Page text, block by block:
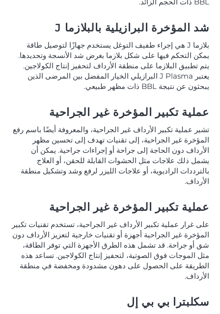
شد المؤخرة البرازيلية بالبلازما J
بلازما J هي إجراء طفيف التوغل يستخدم جهازًا لتوصيل طاقة
يمكن التحكم فيها على شكل بلازما بغرض شد الأنسجة وتحديدها.
يتم تطبيق البلازما على منطقة الأرداف لتحفيز إنتاج الكولاجين.
يعتبر J Plasma البرازيلي الخيار المفضل بين المرضى الذين
يبحثون عن نتيجة BBL ذات مظهر طبيعي.
عملية تكبير المؤخرة غير الجراحية
تشير عملية تكبير الأرداف غير الجراحية، والمعروفة أيضًا باسم رفع
المؤخرة غير الجراحية، إلى تقنيات تهدف إلى تحسين مظهر
الأرداف دون الحاجة إلى جراحة أو إجراءات جراحية. يمكن أن
يشمل ذلك علاجات مثل الحشوات القابلة للحقن، أو العلاج
بالترددات الراديوية، أو علاجات الليزر لرفع وشد وتشكيل منطقة
الأرداف.
عملية تكبير المؤخرة غير الجراحية
على غرار عملية تكبير الأرداف غير الجراحية، تستخدم تقنيات تكبير
المؤخرة غير الجراحية أجهزة أو تقنيات خارجية لتعزيز الأرداف دون
شق أو جراحة. قد تشمل هذه الطرق الأجهزة التي توفر الطاقة،
مثل الموجات فوق الصوتية، لتحفيز إنتاج الكولاجين. تساعد هذه
الطريقة على الحصول على دهون مشدودة ومخفضة في منطقة
الأرداف.
سكلبترا بي بي إل